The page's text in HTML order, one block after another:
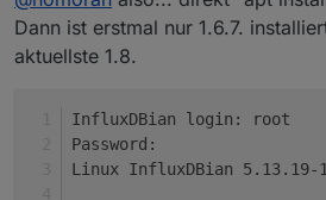
Dann ist erstmal nur 1.6.7.
aktuellste 1.8.
InfluxDBian login: root
Password:
Linux InfluxDBian 5.13.19-